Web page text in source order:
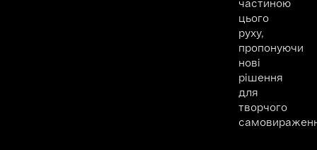
частиною
цього
руху,
пропонуючи
нові
рішення
для
творчого